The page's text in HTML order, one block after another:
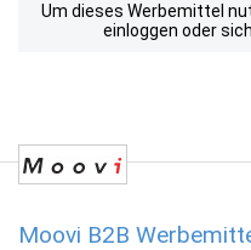
Um dieses Werbemittel
einloggen oder sich
Moovi B2B